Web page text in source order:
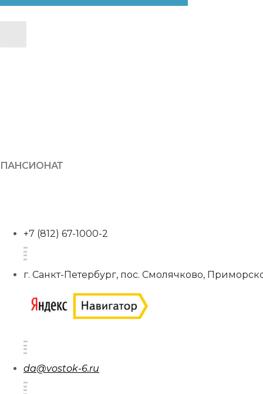
ПАНСИОНАТ
+7 (812) 67-1000-2
г. Санкт-Петербург, пос. Смолячково,
da@vostok-6.ru